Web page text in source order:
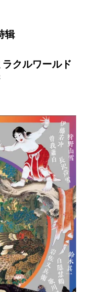
辑
クルワールド